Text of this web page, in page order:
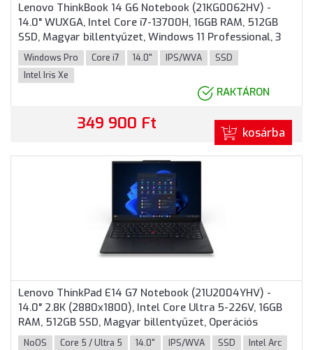
Lenovo ThinkBook 14 G6 Notebook (21KG0062HV) -
14.0" WUXGA, Intel Core i7-13700H, 16GB RAM, 512GB
SSD, Magyar billentyűzet, Windows 11 Professional, 3
év garancia, Szürke színben
Windows Pro Core i7 14.0" IPS/WVA
SSD
Intel Iris Xe
RAKTÁRON
349 900 Ft kosárba
Lenovo ThinkPad E14 G7 Notebook (21U2004YHV) -
14.0" 2.8K (2880x1800), Intel Core Ultra 5-226V, 16GB
RAM, 512GB SSD, Magyar billentyűzet, Operációs
rendszer nélkül, 3 év garancia, Fekete színben
NoOS Core 5 / Ultra 5 14.0" IPS/WVA SSD Intel Arc